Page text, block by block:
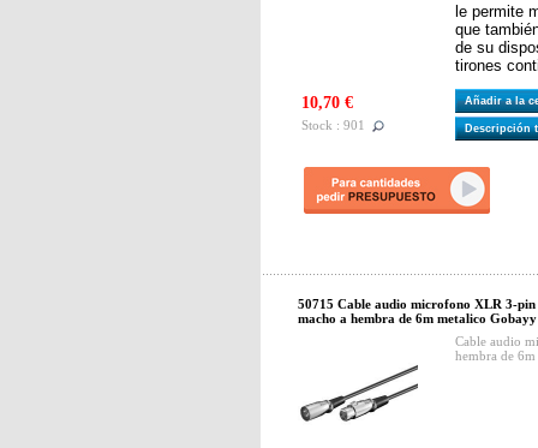
le permite
que
de su
tirones
10,70 €
Stock : 901
Añadir a la
Descripción
50715 Cable audio microfono XLR 3-
macho a hembra de 6m metalico Gobayy
Cable audio
hembra de 6m